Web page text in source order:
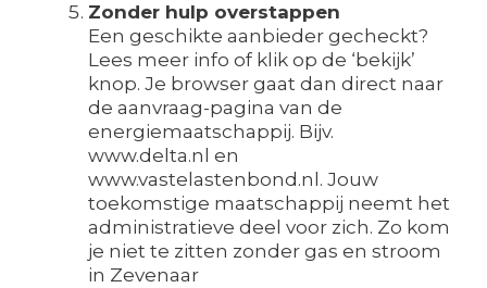
Zonder hulp overstappen
Een geschikte aanbieder gecheckt?
Lees meer info of klik op de ‘bekijk’
knop. Je browser gaat dan direct naar
de aanvraag-pagina van de
energiemaatschappij. Bijv.
www.delta.nl en
www.vastelastenbond.nl. Jouw
toekomstige maatschappij neemt het
administratieve deel voor zich. Zo kom
je niet te zitten zonder gas en stroom
in Zevenaar